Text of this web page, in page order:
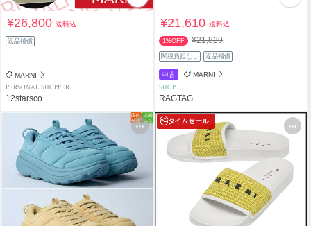
¥26,800送料込
返品補償
MARNI
PERSONAL SHOPPER
12starsco
¥21,610送料込
1%OFF ¥21,829
関税負担なし 返品補償
中古 MARNI
SHOP
RAGTAG
タイムセール